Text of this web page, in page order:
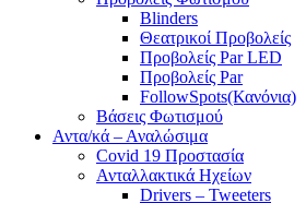
Blinders
Θεατρικοί Προβολείς
Προβολείς Par LED
Προβολείς Par
FollowSpots(Κανόνια)
Βάσεις Φωτισμού
Αντα/κά – Αναλώσιμα
Covid 19 Προστασία
Ανταλλακτικά Ηχείων
Drivers – Tweeters